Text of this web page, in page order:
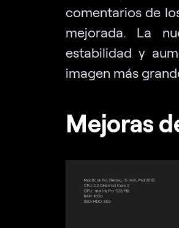
comentarios de
mejorada. La
estabilidad y
imagen más
Mejoras